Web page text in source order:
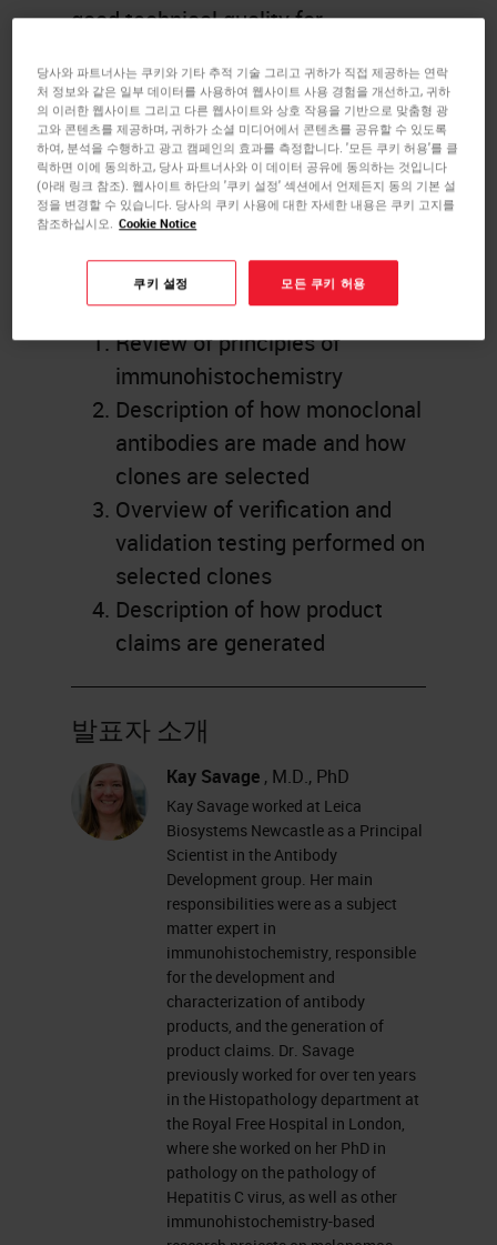
good technical quality for
on formalin fixed paraffin
embedded material. Methods of
clone selection, antibody
characterization and protocol
optimization will be discussed.
학습 목표
Review of principles of
immunohistochemistry
Description of how monoclonal
antibodies are made and how
clones are selected
Overview of verification and
validation testing performed on
selected clones
Description of how product
claims are generated
발표자 소개
Kay Savage , M.D., PhD
Kay Savage worked at Leica
Biosystems Newcastle as a Principal
Scientist in the Antibody
Development group. Her main
responsibilities were as a subject
matter expert in
immunohistochemistry, responsible
for the development and
characterization of antibody
products, and the generation of
product claims. Dr. Savage
previously worked for over ten years
in the Histopathology department at
the Royal Free Hospital in London,
where she worked on her PhD in
pathology on the pathology of
Hepatitis C virus, as well as other
immunohistochemistry-based
당사와 파트너사는 쿠키와 기타 추적 기술 그리고 귀하가 직접 제공하는 연락
처 정보와 같은 일부 데이터를 사용하여 웹사이트 사용 경험을 개선하고, 귀하
의 이러한 웹사이트 그리고 다른 웹사이트와 상호 작용을 기반으로 맞춤형 광
고와 콘텐츠를 제공하며, 귀하가 소셜 미디어에서 콘텐츠를 공유할 수 있도록
하여, 분석을 수행하고 광고 캠페인의 효과를 측정합니다. '모든 쿠키 허용'를 클
릭하면 이에 동의하고, 당사 파트너사와 이 데이터 공유에 동의하는 것입니다
(아래 링크 참조). 웹사이트 하단의 '쿠키 설정' 섹션에서 언제든지 동의 기본 설
정을 변경할 수 있습니다. 당사의 쿠키 사용에 대한 자세한 내용은 쿠키 고지를
참조하십시오. Cookie Notice
쿠키 설정 모든 쿠키 허용